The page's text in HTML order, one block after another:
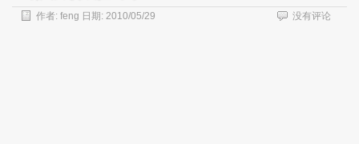
作者: feng 日期: 2010/05/29 没有评论